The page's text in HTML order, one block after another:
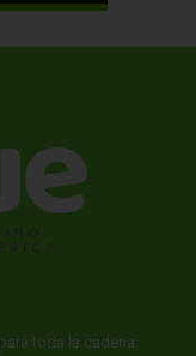
toda la cadena